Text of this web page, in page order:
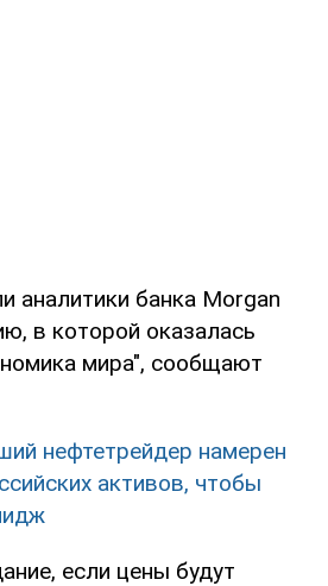
аналитики банка Morgan
в которой оказалась
мира", сообщают
нефтетрейдер намерен
активов, чтобы
если цены будут